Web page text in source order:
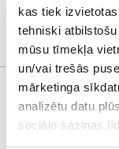
kas tiek
tehniski
mūsu tīmekļa
un/vai trešās
mārketinga
analizētu datu
sociālo saziņas
vecumam pirms
Iepriekšējais
uzdevums